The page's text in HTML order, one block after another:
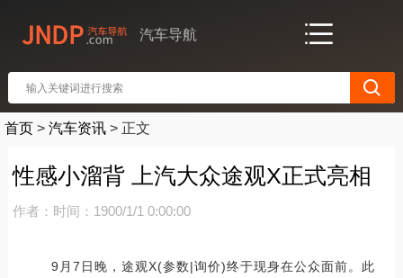
汽车导航
首页 > 汽车资讯 > 正文
性感小溜背 上汽大众途观X正式亮相
作者： 时间：1900/1/1 0:00:00
9月7日晚，途观X(参数|询价)终于现身在公众面前。此